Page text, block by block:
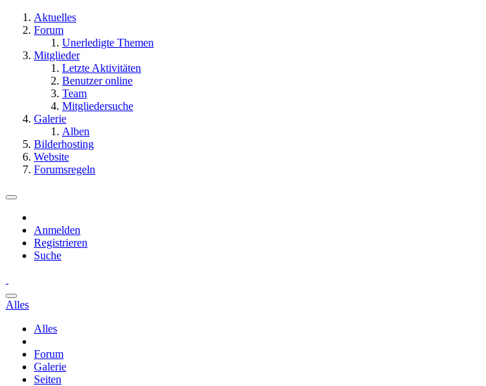
Aktuelles
Forum
Unerledigte Themen
Mitglieder
Letzte Aktivitäten
Benutzer online
Team
Mitgliedersuche
Galerie
Alben
Bilderhosting
Website
Forumsregeln
Anmelden
Registrieren
Suche
Alles
Alles
Forum
Galerie
Seiten